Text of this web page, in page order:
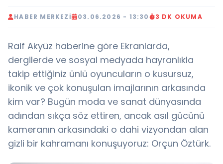
HABER MERKEZI 03.06.2026 - 13:30 3 DK OKUMA
Raif Akyüz haberine göre Ekranlarda,
dergilerde ve sosyal medyada hayranlıkla
takip ettiğiniz ünlü oyuncuların o kusursuz,
ikonik ve çok konuşulan imajlarının arkasında
kim var? Bugün moda ve sanat dünyasında
adından sıkça söz ettiren, ancak asıl gücünü
kameranın arkasındaki o dahi vizyondan alan
gizli bir kahramanı konuşuyoruz: Orçun Öztürk.